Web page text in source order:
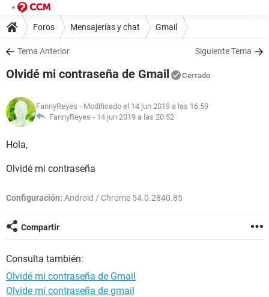
Foros Mensajerías y chat Gmail
Tema Anterior Siguiente Tema
Olvidé mi contraseña de Gmail Cerrado
FannyReyes - Modificado el 14 jun 2019 a las 16:59
FannyReyes - 14 jun 2019 a las 20:52
Hola,
Olvidé mi contraseña
Configuración: Android / Chrome 54.0.2840.85
Compartir
Consulta también:
Olvidé mi contraseña de Gmail
Olvide mi contraseña de gmail